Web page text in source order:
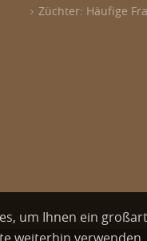
Züchter: Häufige
um Ihnen ein